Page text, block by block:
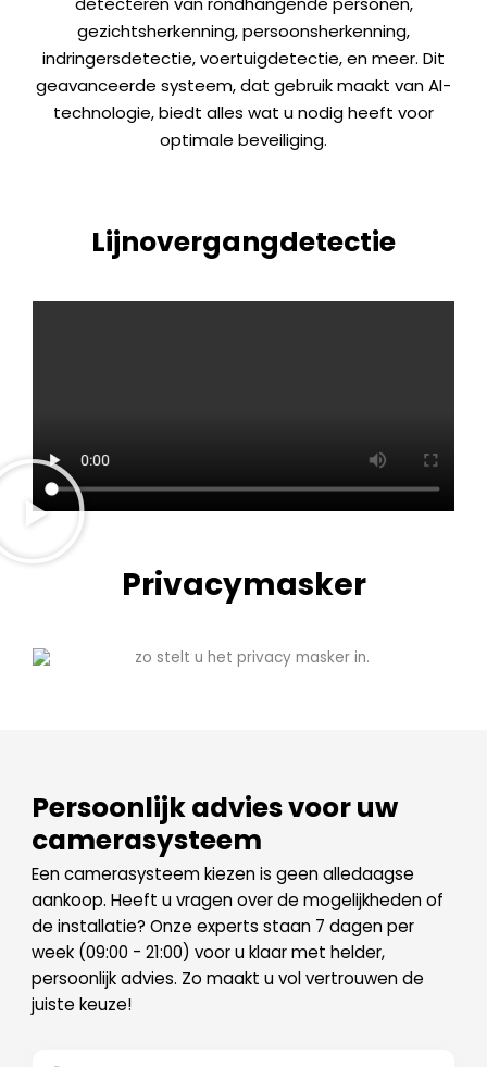
gezichtsherkenning, persoonsherkenning,
indringersdetectie, voertuigdetectie, en meer. Dit
geavanceerde systeem, dat gebruik maakt van AI-
technologie, biedt alles wat u nodig heeft voor
optimale beveiliging.
Lijnovergangdetectie
Privacymasker
Persoonlijk advies voor uw
camerasysteem
Een camerasysteem kiezen is geen alledaagse
aankoop. Heeft u vragen over de mogelijkheden of
de installatie? Onze experts staan 7 dagen per
week (09:00 - 21:00) voor u klaar met helder,
persoonlijk advies. Zo maakt u vol vertrouwen de
juiste keuze!